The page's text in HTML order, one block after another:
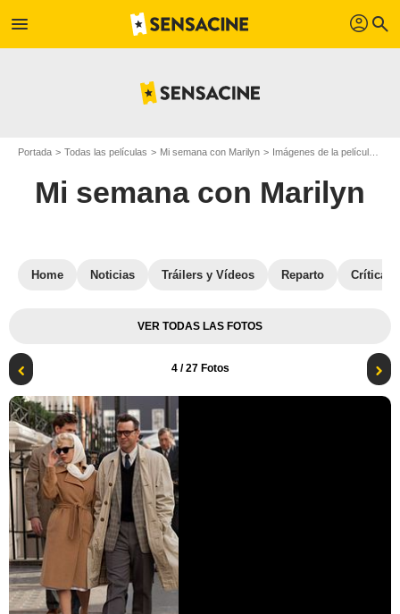
menu profil search
Portada Todas las películas Mi semana con Marilyn Imágenes de la película Mi semana con Marilyn
Mi semana con Marilyn
Home Noticias Tráilers y Vídeos Reparto Críticas
VER TODAS LAS FOTOS
4/ 27 Fotos